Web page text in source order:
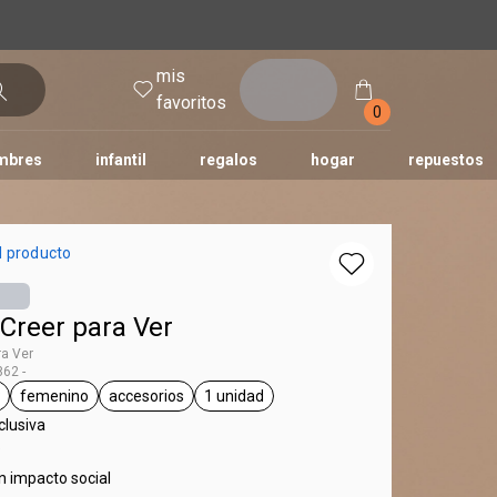
mis
favoritos
0
infantil regalos hogar repuestos
tododia una
producto
para Ver
Ver
-
Creer para Ver
general.tag femenino
femenino
general.tag accesorios
accesorios
general.tag 1 unidad
1 unidad
impacto social